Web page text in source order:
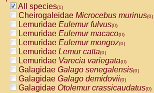
All species(1)
Cheirogaleidae Microcebus murinus(0)
Lemuridae Eulemur fulvus(0)
Lemuridae Eulemur macaco(0)
Lemuridae Eulemur mongoz(0)
Lemuridae Lemur catta(0)
Lemuridae Varecia variegata(0)
Galagidae Galago senegalensis(0)
Galagidae Galago demidovii(0)
Galagidae Otolemur crassicaudatus(0)